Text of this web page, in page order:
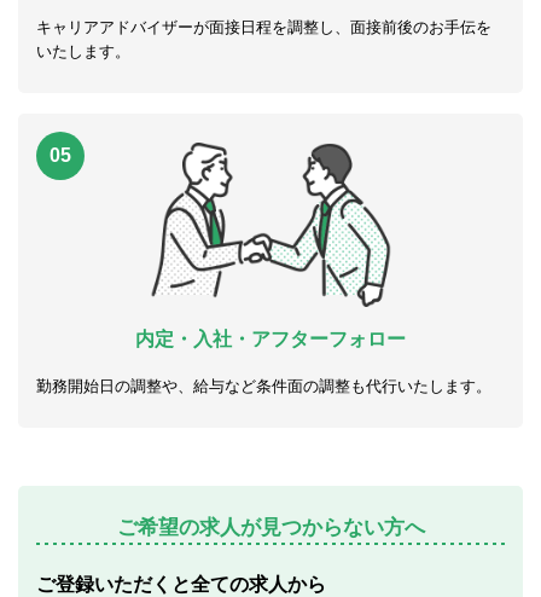
キャリアアドバイザーが面接日程を調整し、面接前後のお手伝を
いたします。
05
内定・入社・アフターフォロー
勤務開始日の調整や、給与など条件面の調整も代行いたします。
ご希望の求人が見つからない方へ
ご登録いただくと全ての求人から